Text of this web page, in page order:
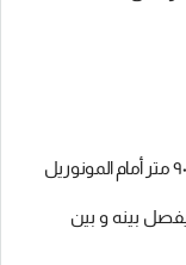
طريق يفصل بينه و بين